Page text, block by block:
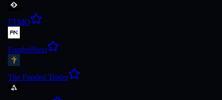
FTMO
FundedNext
The Funded Trader